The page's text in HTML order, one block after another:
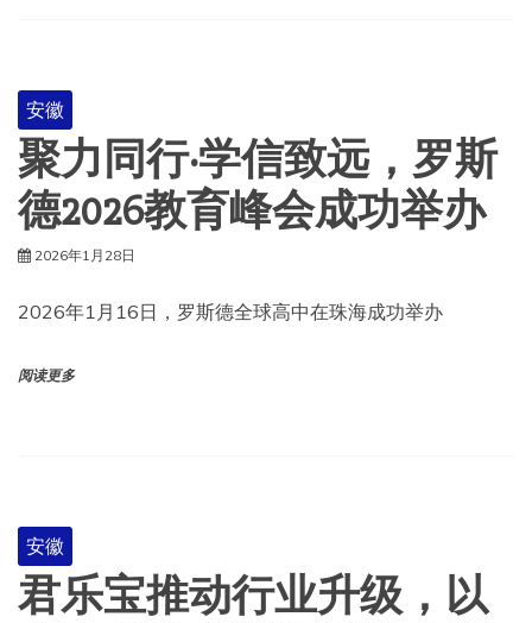
安徽
聚力同行·学信致远，罗斯
德2026教育峰会成功举办
2026年1月28日
2026年1月16日，罗斯德全球高中在珠海成功举办
阅读更多
安徽
君乐宝推动行业升级，以